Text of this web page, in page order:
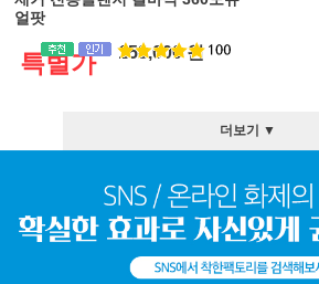
얼팟
특별가 158,000 원
더보기 ▼